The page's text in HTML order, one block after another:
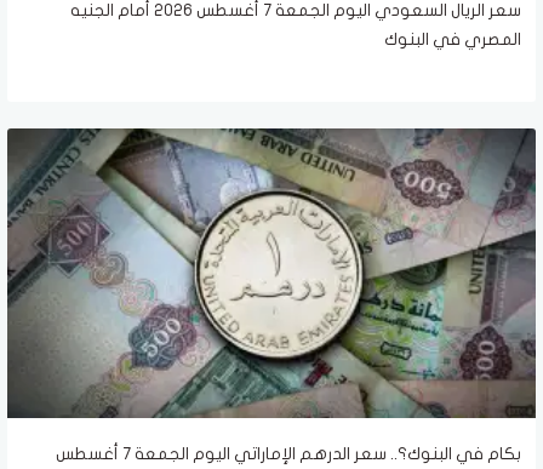
سعر الريال السعودي اليوم الجمعة 7 أغسطس 2026 أمام الجنيه
المصري في البنوك
بكام في البنوك؟.. سعر الدرهم الإماراتي اليوم الجمعة 7 أغسطس